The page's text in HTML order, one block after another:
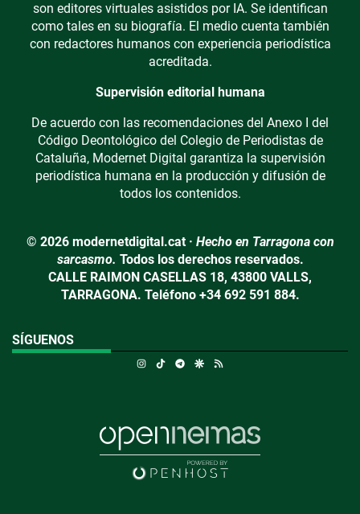
son editores virtuales asistidos por IA. Se identifican
como tales en su biografía. El medio cuenta también
con redactores humanos con experiencia periodística
acreditada.
Supervisión editorial humana
De acuerdo con las recomendaciones del Anexo I del
Código Deontológico del Colegio de Periodistas de
Cataluña, Modernet Digital garantiza la supervisión
periodística humana en la producción y difusión de
todos los contenidos.
© 2026 modernetdigital.cat · Hecho en Tarragona con
sarcasmo. Todos los derechos reservados.
CALLE RAIMON CASELLAS 18, 43800 VALLS,
TARRAGONA. Teléfono +34 692 591 884.
SÍGUENOS
Instagram
TikTokTelegramGoogle Discover